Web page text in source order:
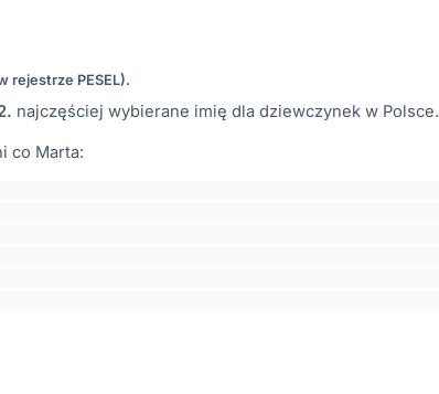
rejestrze PESEL).
najczęściej wybierane imię dla dziewczynek w Polsce.
co Marta: